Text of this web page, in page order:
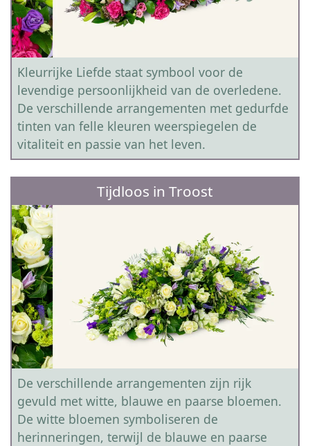
Kleurrijke Liefde staat symbool voor de
levendige persoonlijkheid van de overledene.
De verschillende arrangementen met gedurfde
tinten van felle kleuren weerspiegelen de
vitaliteit en passie van het leven.
Tijdloos in Troost
De verschillende arrangementen zijn rijk
gevuld met witte, blauwe en paarse bloemen.
De witte bloemen symboliseren de
herinneringen, terwijl de blauwe en paarse